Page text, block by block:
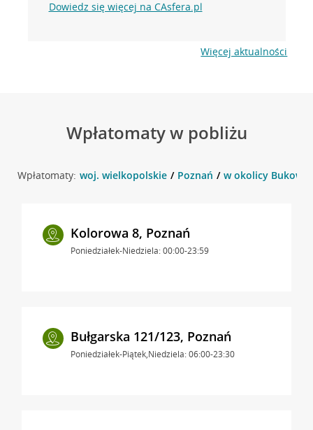
Dowiedz się więcej na CAsfera.pl
Więcej aktualności
Wpłatomaty w pobliżu
Wpłatomaty: woj. wielkopolskie Poznań w okolicy
Kolorowa 8, Poznań
Poniedziałek-Niedziela: 00:00-23:59
Bułgarska 121/123, Poznań
Poniedziałek-Piątek,Niedziela: 06:00-23:30